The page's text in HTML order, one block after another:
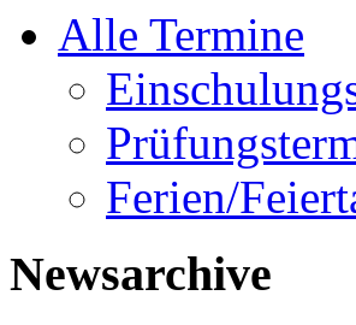
Alle Termine
Ferien/
Newsarchive